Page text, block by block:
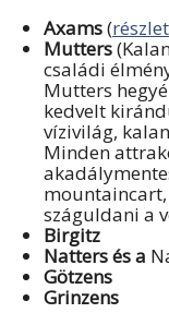
Axams(
Mutters
családi
Mutters
kedvelt
vízivilág,
Minden
száguldani a
Birgitz
Natters és a
Götzens
Grinzens